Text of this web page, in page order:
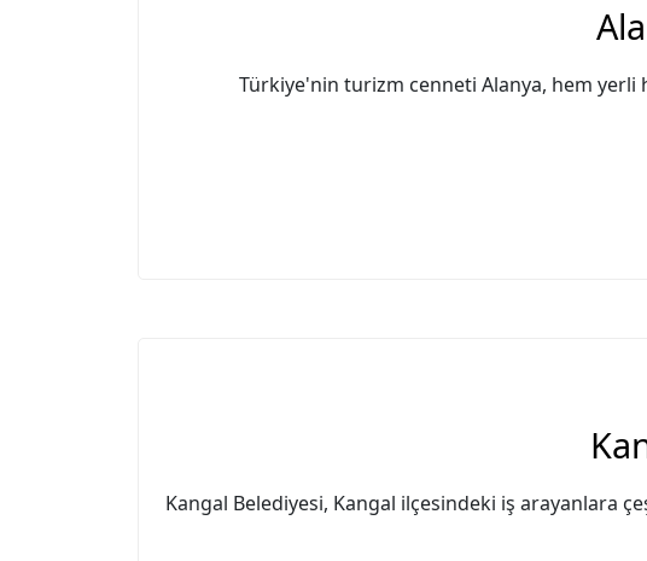
Türkiye'nin turizm cenneti Alanya, hem yerli
Kangal Belediyesi, Kangal ilçesindeki iş arayanlara